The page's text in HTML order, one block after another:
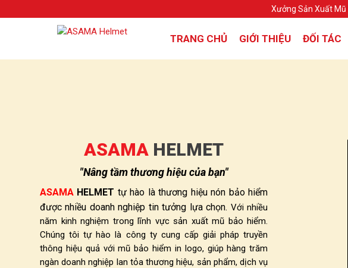
Xưởng Sản Xuất
TRANG CHỦ GIỚI THIỆU ĐỐI TÁC
ASAMA HELMET
"Nâng tầm thương hiệu của bạn"
ASAMA HELMET tự hào là thương hiệu nón bảo hiểm
được nhiều doanh nghiệp tin tưởng lựa chọn. Với nhiều
năm kinh nghiệm trong lĩnh vực sản xuất mũ bảo hiểm.
Chúng tôi tự hào là công ty cung cấp giải pháp truyền
thông hiệu quả với mũ bảo hiểm in logo, giúp hàng trăm
ngàn doanh nghiệp lan tỏa thương hiệu, sản phẩm, dịch vụ